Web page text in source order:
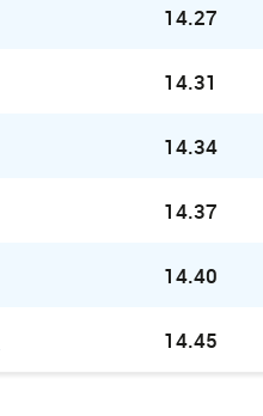
14.27
14.31
14.34
14.37
14.40
14.45